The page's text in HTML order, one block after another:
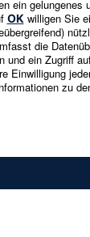
abweichen